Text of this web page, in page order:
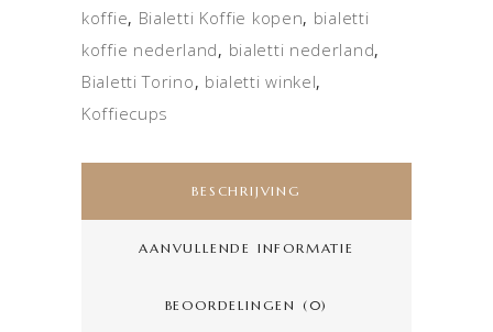
koffie, Bialetti Koffie kopen, bialetti
koffie nederland, bialetti nederland,
Bialetti Torino, bialetti winkel,
Koffiecups
BESCHRIJVING
AANVULLENDE INFORMATIE
BEOORDELINGEN (0)